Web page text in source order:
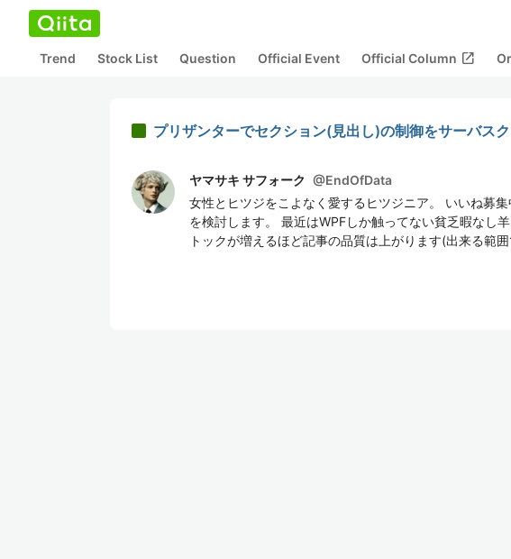
Trend Stock List Question Official Event Official Column open_in_new
プリザンターでセクション(見出し)の制御をサーバス
ヤマサキ サフォーク @EndOfData
女性とヒツジをこよなく愛するヒツジニア。 いいね募
を検討します。 最近はWPFしか触ってない貧乏暇なし
トックが増えるほど記事の品質は上がります(出来る範